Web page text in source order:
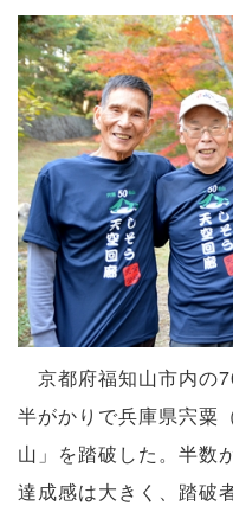
京都府福知山市内の
半がかりで兵庫県宍粟
山」を踏破した。半数
達成感は大きく、踏破